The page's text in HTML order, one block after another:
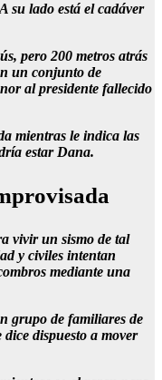
su lado está el cadáver
pero 200 metros atrás
un conjunto de
al presidente fallecido
mientras le indica las
estar Dana.
vivir un sismo de tal
y civiles intentan
mediante una
grupo de familiares de
dispuesto a mover